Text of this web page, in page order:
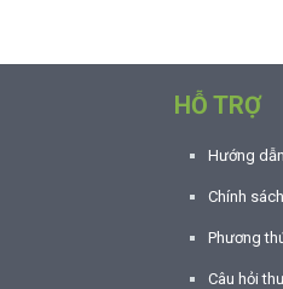
HỖ TRỢ
Hướng
Chính
Phương
Câu hỏi